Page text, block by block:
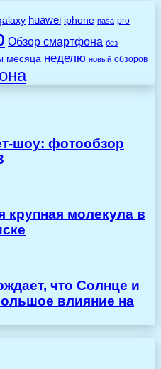
huawei iphone nasa pro
Обзор смартфона без
месяца неделю новый обзоров
шоу: фотообзор
крупная молекула в
что Солнце и
влияние на